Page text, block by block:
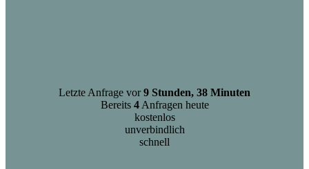
Letzte Anfrage vor9 Stunden, 38 Minuten
Bereits 4Anfragen heute
kostenlos
unverbindlich
schnell